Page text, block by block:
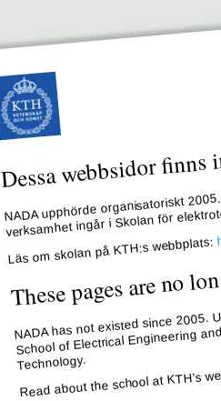
Dessa webbsidor
NADA upphörde organisatoriskt
verksamhet ingår i Skolan för
Läs om skolan på KTH:s webbplats:
These pages are no
NADA has not existed since
School of Electrical Engineering
Technology.
Read about the school at KTH’s